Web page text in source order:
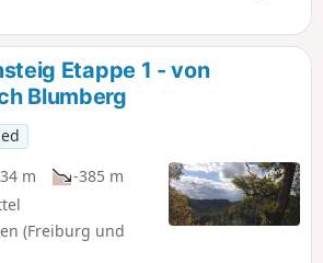
Etappe 1 - von
Blumberg
m
-385 m
(Freiburg und